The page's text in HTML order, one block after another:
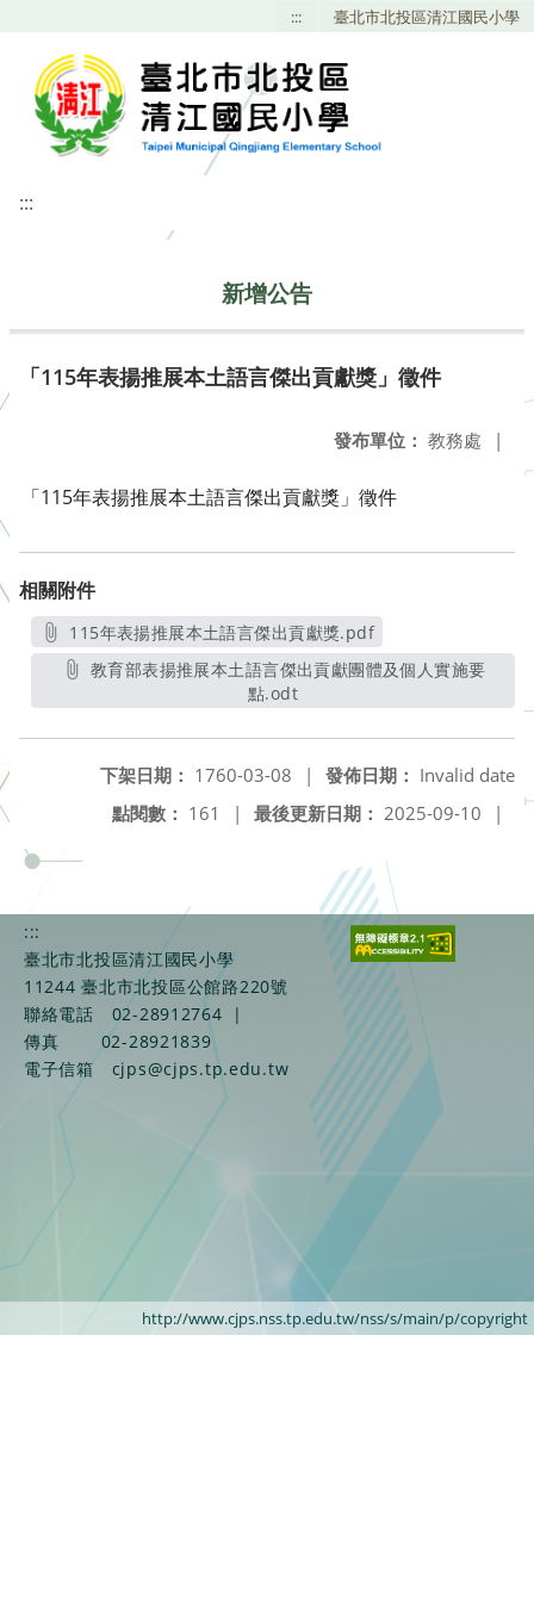
::: 臺北市北投區清江國民小學
:::
新增公告
「115年表揚推展本土語言傑出貢獻獎」徵件
發布單位： 教務處 |
「115年表揚推展本土語言傑出貢獻獎」徵件
相關附件
115年表揚推展本土語言傑出貢獻獎.pdf
另開新視窗
教育部表揚推展本土語言傑出貢獻團體及個人實施要
點.odt
發佈日期： Invalid date
下架日期： 1760-03-08
|
最後更新日期： 2025-09-10 |
點閱數： 161 |
:::
臺北市北投區清江國民小學
11244 臺北市北投區公館路220號
聯絡電話
02-28912764
|
傳真
02-28921839
電子信箱
cjps@cjps.tp.edu.tw
http://www.cjps.nss.tp.edu.tw/nss/s/main/p/copyright